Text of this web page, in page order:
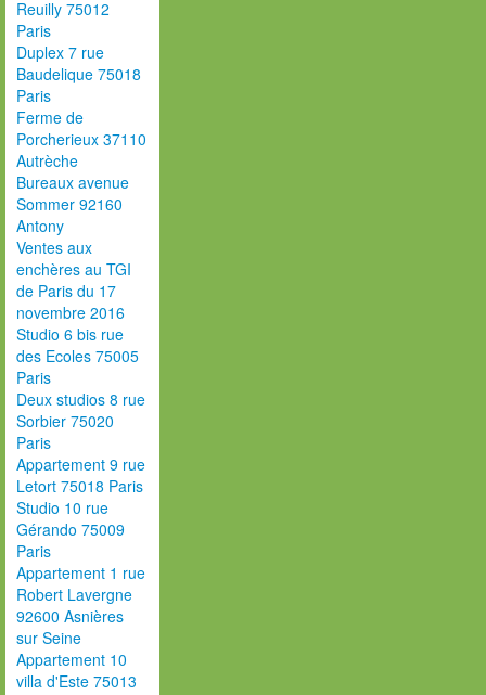
Reuilly 75012
Paris
Duplex 7 rue
Baudelique 75018
Paris
Ferme de
Porcherieux 37110
Autrèche
Bureaux avenue
Sommer 92160
Antony
Ventes aux
enchères au TGI
de Paris du 17
novembre 2016
Studio 6 bis rue
des Ecoles 75005
Paris
Deux studios 8 rue
Sorbier 75020
Paris
Appartement 9 rue
Letort 75018 Paris
Studio 10 rue
Gérando 75009
Paris
Appartement 1 rue
Robert Lavergne
92600 Asnières
sur Seine
Appartement 10
villa d'Este 75013